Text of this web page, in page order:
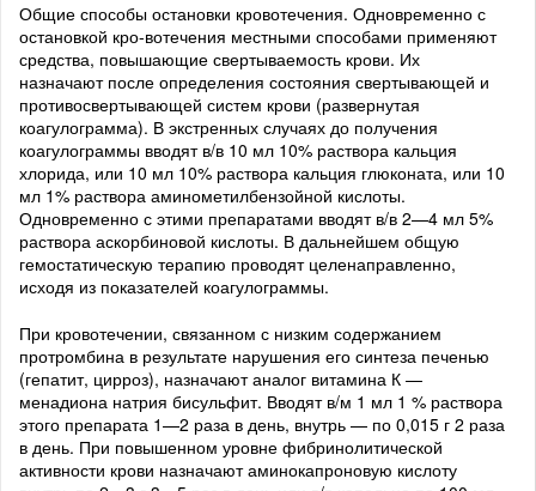
Общие способы остановки кровотечения. Одновременно с
остановкой кро-вотечения местными способами применяют
средства, повышающие свертываемость крови. Их
назначают после определения состояния свертывающей и
противосвертывающей систем крови (развернутая
коагулограмма). В экстренных случаях до получения
коагулограммы вводят в/в 10 мл 10% раствора кальция
хлорида, или 10 мл 10% раствора кальция глюконата, или 10
мл 1% раствора аминометилбензойной кислоты.
Одновременно с этими препаратами вводят в/в 2—4 мл 5%
раствора аскорбиновой кислоты. В дальнейшем общую
гемостатическую терапию проводят целенаправленно,
исходя из показателей коагулограммы.
При кровотечении, связанном с низким содержанием
протромбина в результате нарушения его синтеза печенью
(гепатит, цирроз), назначают аналог витамина К —
менадиона натрия бисульфит. Вводят в/м 1 мл 1 % раствора
этого препарата 1—2 раза в день, внутрь — по 0,015 г 2 раза
в день. При повышенном уровне фибринолитической
активности крови назначают аминокапроновую кислоту